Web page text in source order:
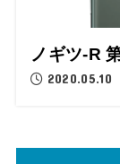
ノギツ-R
2020.05.10